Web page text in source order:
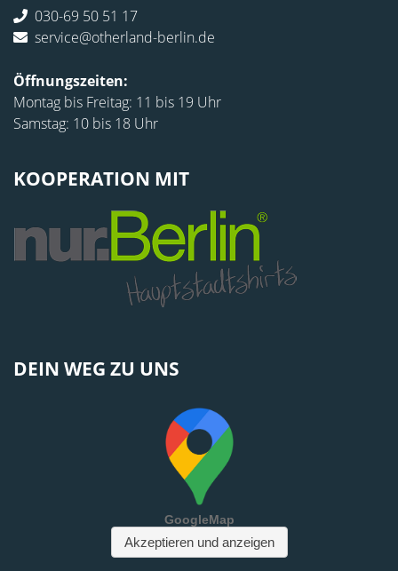
030-69 50 51 17
service@otherland-berlin.de
Öffnungszeiten:
Montag bis Freitag: 11 bis 19 Uhr
Samstag: 10 bis 18 Uhr
KOOPERATION MIT
DEIN WEG ZU UNS